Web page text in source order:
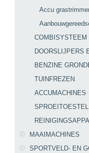
Accu
COMBISYSTEEM
DOORSLIJPERS
BENZINE
TUINFREZEN
ACCUMACHINES
MAAIMACHINES
SPORTVELD- EN